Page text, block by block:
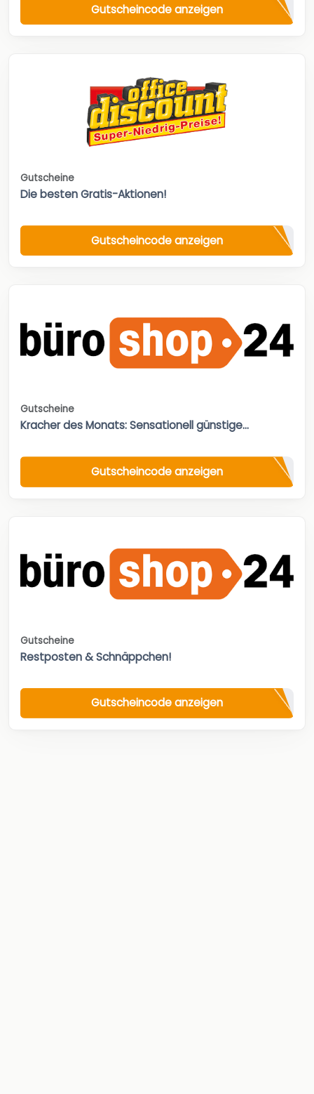
Gutscheincode anzeigen
Gutscheine
Die besten Gratis-Aktionen!
Gutscheincode anzeigen
Gutscheine
Kracher des Monats: Sensationell günstige...
Gutscheincode anzeigen
Gutscheine
Restposten & Schnäppchen!
Gutscheincode anzeigen